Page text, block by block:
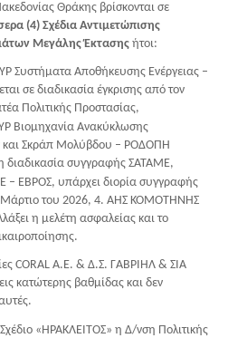
Θράκης βρίσκονται σε
(4) Σχέδια Αντιμετώπισης
Μεγάλης Έκτασηςήτοι:
Συστήματα Αποθήκευσης Ενέργειας –
σε διαδικασία έγκρισης από τον
Πολιτικής Προστασίας,
Βιομηχανία Ανακύκλωσης
και Σκράπ Μολύβδου – ΡΟΔΟΠΗ
η διαδικασία συγγραφής ΣΑΤΑΜΕ,
– ΕΒΡΟΣ, υπάρχει διορία συγγραφής
Μάρτιο του 2026, 4. ΑΗΣ ΚΟΜΟΤΗΝΗΣ
η μελέτη ασφαλείας και το
CORAL A.E. & Δ.Σ. ΓΑΒΡΙΗΛ & ΣΙΑ
κατώτερης βαθμίδας και δεν
«ΗΡΑΚΛΕΙΤΟΣ» η Δ/νση Πολιτικής